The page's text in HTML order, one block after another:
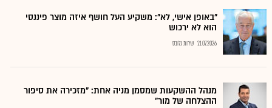
"באופן אישי, לא": משקיע העל חושף איזה מוצר פיננסי
הוא לא ירכוש
21.07.2026 שירות גלובס
מנהל ההשקעות שמסמן מניה אחת: "מזכירה את סיפור
ההצלחה של מור"